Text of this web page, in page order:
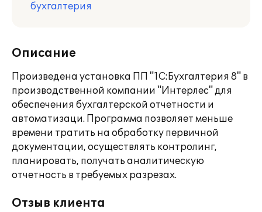
бухгалтерия
Описание
Произведена установка ПП "1С:Бухгалтерия 8" в
производственной компании "Интерлес" для
обеспечения бухгалтерской отчетности и
автоматизаци. Программа позволяет меньше
времени тратить на обработку первичной
документации, осуществлять контролинг,
планировать, получать аналитическую
отчетность в требуемых разрезах.
Отзыв клиента